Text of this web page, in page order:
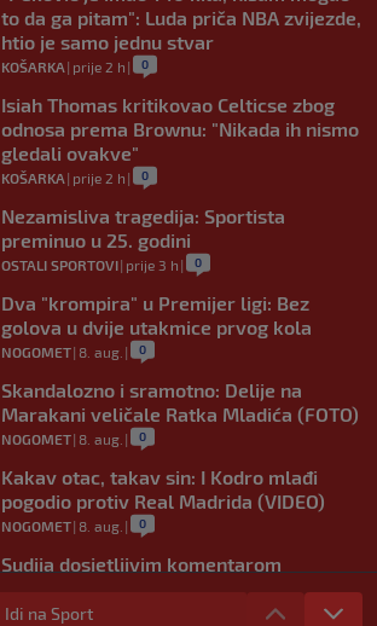
to da ga pitam": Luda priča NBA zvijezde,
htio je samo jednu stvar
KOŠARKA | prije 2 h | 0
Isiah Thomas kritikovao Celticse zbog
odnosa prema Brownu: "Nikada ih nismo
gledali ovakve"
KOŠARKA | prije 2 h | 0
Nezamisliva tragedija: Sportista
preminuo u 25. godini
OSTALI SPORTOVI| prije 3 h | 0
Dva "krompira" u Premijer ligi: Bez
golova u dvije utakmice prvog kola
NOGOMET| 8. aug. | 0
Skandalozno i sramotno: Delije na
Marakani veličale Ratka Mladića (FOTO)
NOGOMET| 8. aug. | 0
Kakav otac, takav sin: I Kodro mlađi
pogodio protiv Real Madrida (VIDEO)
NOGOMET| 8. aug. | 0
Sudija dosjetljivim komentarom
nasmijao publiku nakon žalbe tenisera
(VIDEO)
Idi na Sport